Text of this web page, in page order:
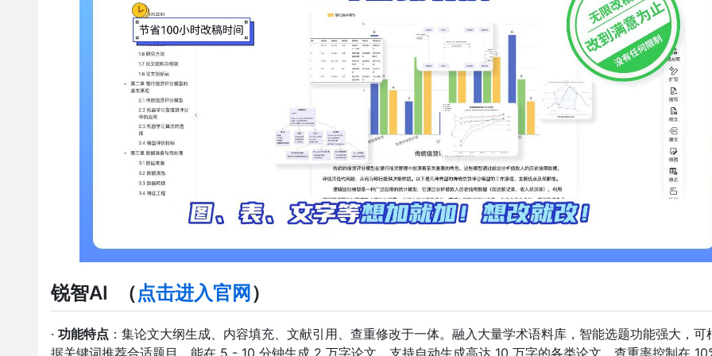
锐智AI （点击进入官网）
· 功能特点 ：集论文大纲生成、内容填充、文献引用、查重修改于一体。融入大量学术语料库，智能选题功能强大，可
据关键词推荐合适题目。能在 5 - 10 分钟生成 2 万字论文，支持自动生成高达 10 万字的各类论文，查重率控制在